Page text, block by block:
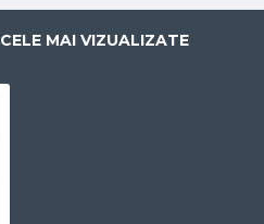
CELE MAI VIZUALIZATE